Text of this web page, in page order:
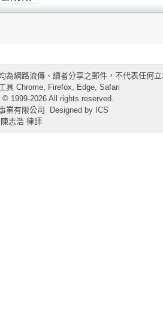
為網路流傳、讀者分享之郵件，不代表任何
具 Chrome, Firefox, Edge, Safari
© 1999-2026 All rights reserved.
業有限公司
Designed by ICS
志浩 律師